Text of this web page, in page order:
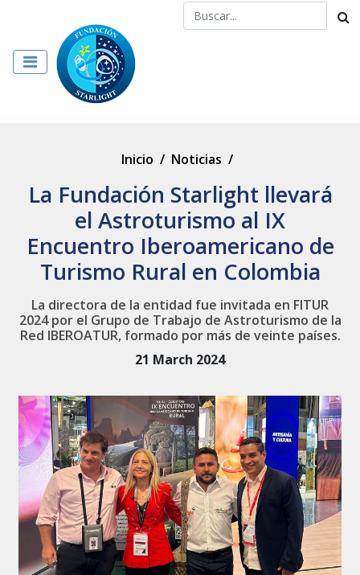
Inicio / Noticias /
La Fundación Starlight llevará
el Astroturismo al IX
Encuentro Iberoamericano de
Turismo Rural en Colombia
La directora de la entidad fue invitada en FITUR
2024 por el Grupo de Trabajo de Astroturismo de la
Red IBEROATUR, formado por más de veinte países.
21 March 2024